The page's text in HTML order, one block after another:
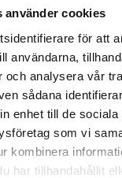
använder cookies
för att
användarna,
och analysera vår
sådana
enhet till de sociala
som vi
kombinera
har tillhandahållit